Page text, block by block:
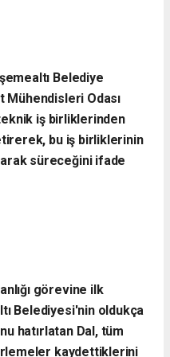
Belediye
Mühendisleri Odası
iş birliklerinden
bu iş birliklerinin
süreceğini ifade
görevine ilk
Belediyesi'nin oldukça
hatırlatan Dal, tüm
kaydettiklerini